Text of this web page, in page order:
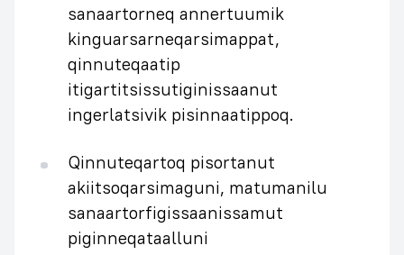
sanaartorneq annertuumik
kinguarsarneqarsimappat,
qinnuteqaatip
itigartitsissutiginissaanut
ingerlatsivik pisinnaatippoq.
Qinnuteqartoq pisortanut
akiitsoqarsimaguni, matumanilu
sanaartorfigissaanissamut
piginneqataalluni